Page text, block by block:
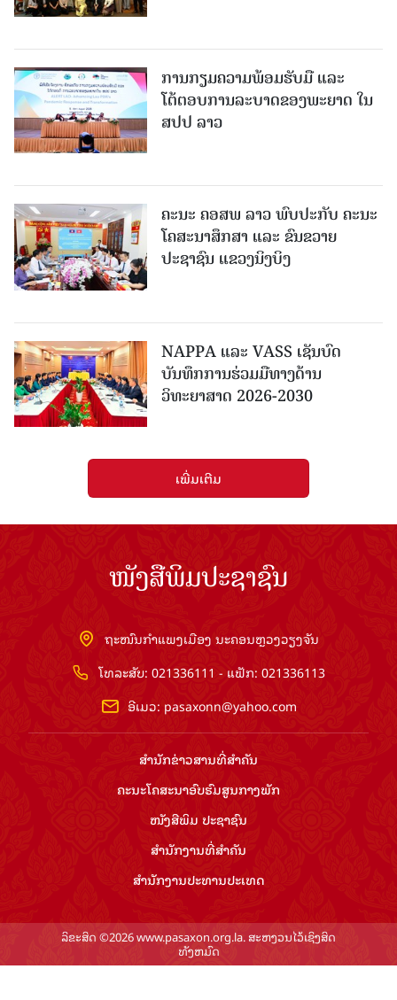
ການກຽມຄວາມພ້ອມຮັບມື ແລະ
ໂຕ້ຕອບການລະບາດຂອງພະຍາດ ໃນ
ສປປ ລາວ
ຄະນະ ຄອສພ ລາວ ພົບປະກັບ ຄະນະ
ໂຄສະນາສຶກສາ ແລະ ຂົນຂວາຍ
ປະຊາຊົນ ແຂວງນິງບິງ
NAPPA ແລະ VASS ເຊັນບົດ
ບັນທຶກການຮ່ວມມືທາງດ້ານ
ວິທະຍາສາດ 2026-2030
ເພີ່ມເຕີມ
ໜັງສືພິມປະຊາຊົນ
ຖະໜົນກຳແພງເມືອງ ນະຄອນຫຼວງວຽງຈັນ
ໂທລະສັບ: 021336111 - ແຟັກ: 021336113
ອີເມວ: pasaxonn@yahoo.com
ສຳ​ນັກ​ຂ່າວ​ສານ​ທີ່​ສຳ​ຄັນ​
ຄະນະໂຄສະນາອົບຮົມ​ສູນ​ກາງ​ພັກ
ໜັງສືພິມ ປະ​ຊາ​ຊົນ
ສຳ​ນັກ​ງານ​ທີ່​ສຳ​ຄັນ
ສຳ​ນັກ​ງານ​ປະ​ທານ​ປະ​ເທດ
ລິຂະສິດ ©2026 www.pasaxon.org.la. ສະຫງວນໄວ້ເຊິງສິດ
ທັງຫມົດ